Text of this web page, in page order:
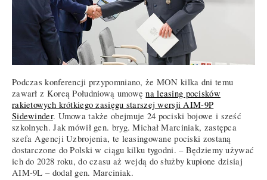
Podczas konferencji przypomniano, że MON kilka dni temu
zawarł z Koreą Południową umowęna leasing pocisków
rakietowych krótkiego zasięgu starszej wersji AIM-9P
Sidewinder. Umowa także obejmuje 24 pociski bojowe i sześć
szkolnych. Jak mówił gen. bryg. Michał Marciniak, zastępca
szefa Agencji Uzbrojenia, te leasingowane pociski zostaną
dostarczone do Polski w ciągu kilku tygodni. – Będziemy używać
ich do 2028 roku, do czasu aż wejdą do służby kupione dzisiaj
AIM-9L – dodał gen. Marciniak.